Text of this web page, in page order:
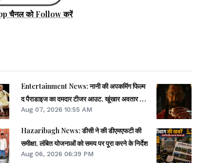
चैनल को Follow करें
Entertainment News: नानी की अपकमिंग फिल्म
द पैराडाइज का दमदार टीजर आउट, खूंखार अवतार में
नजर आए एक्टर
Aug 07, 2026 10:55 AM
Hazaribagh News: डीसी ने की डीएमएफटी की
समीक्षा, लंबित योजनाओं को समय पर पूरा करने के निर्देश
Aug 06, 2026 06:39 PM